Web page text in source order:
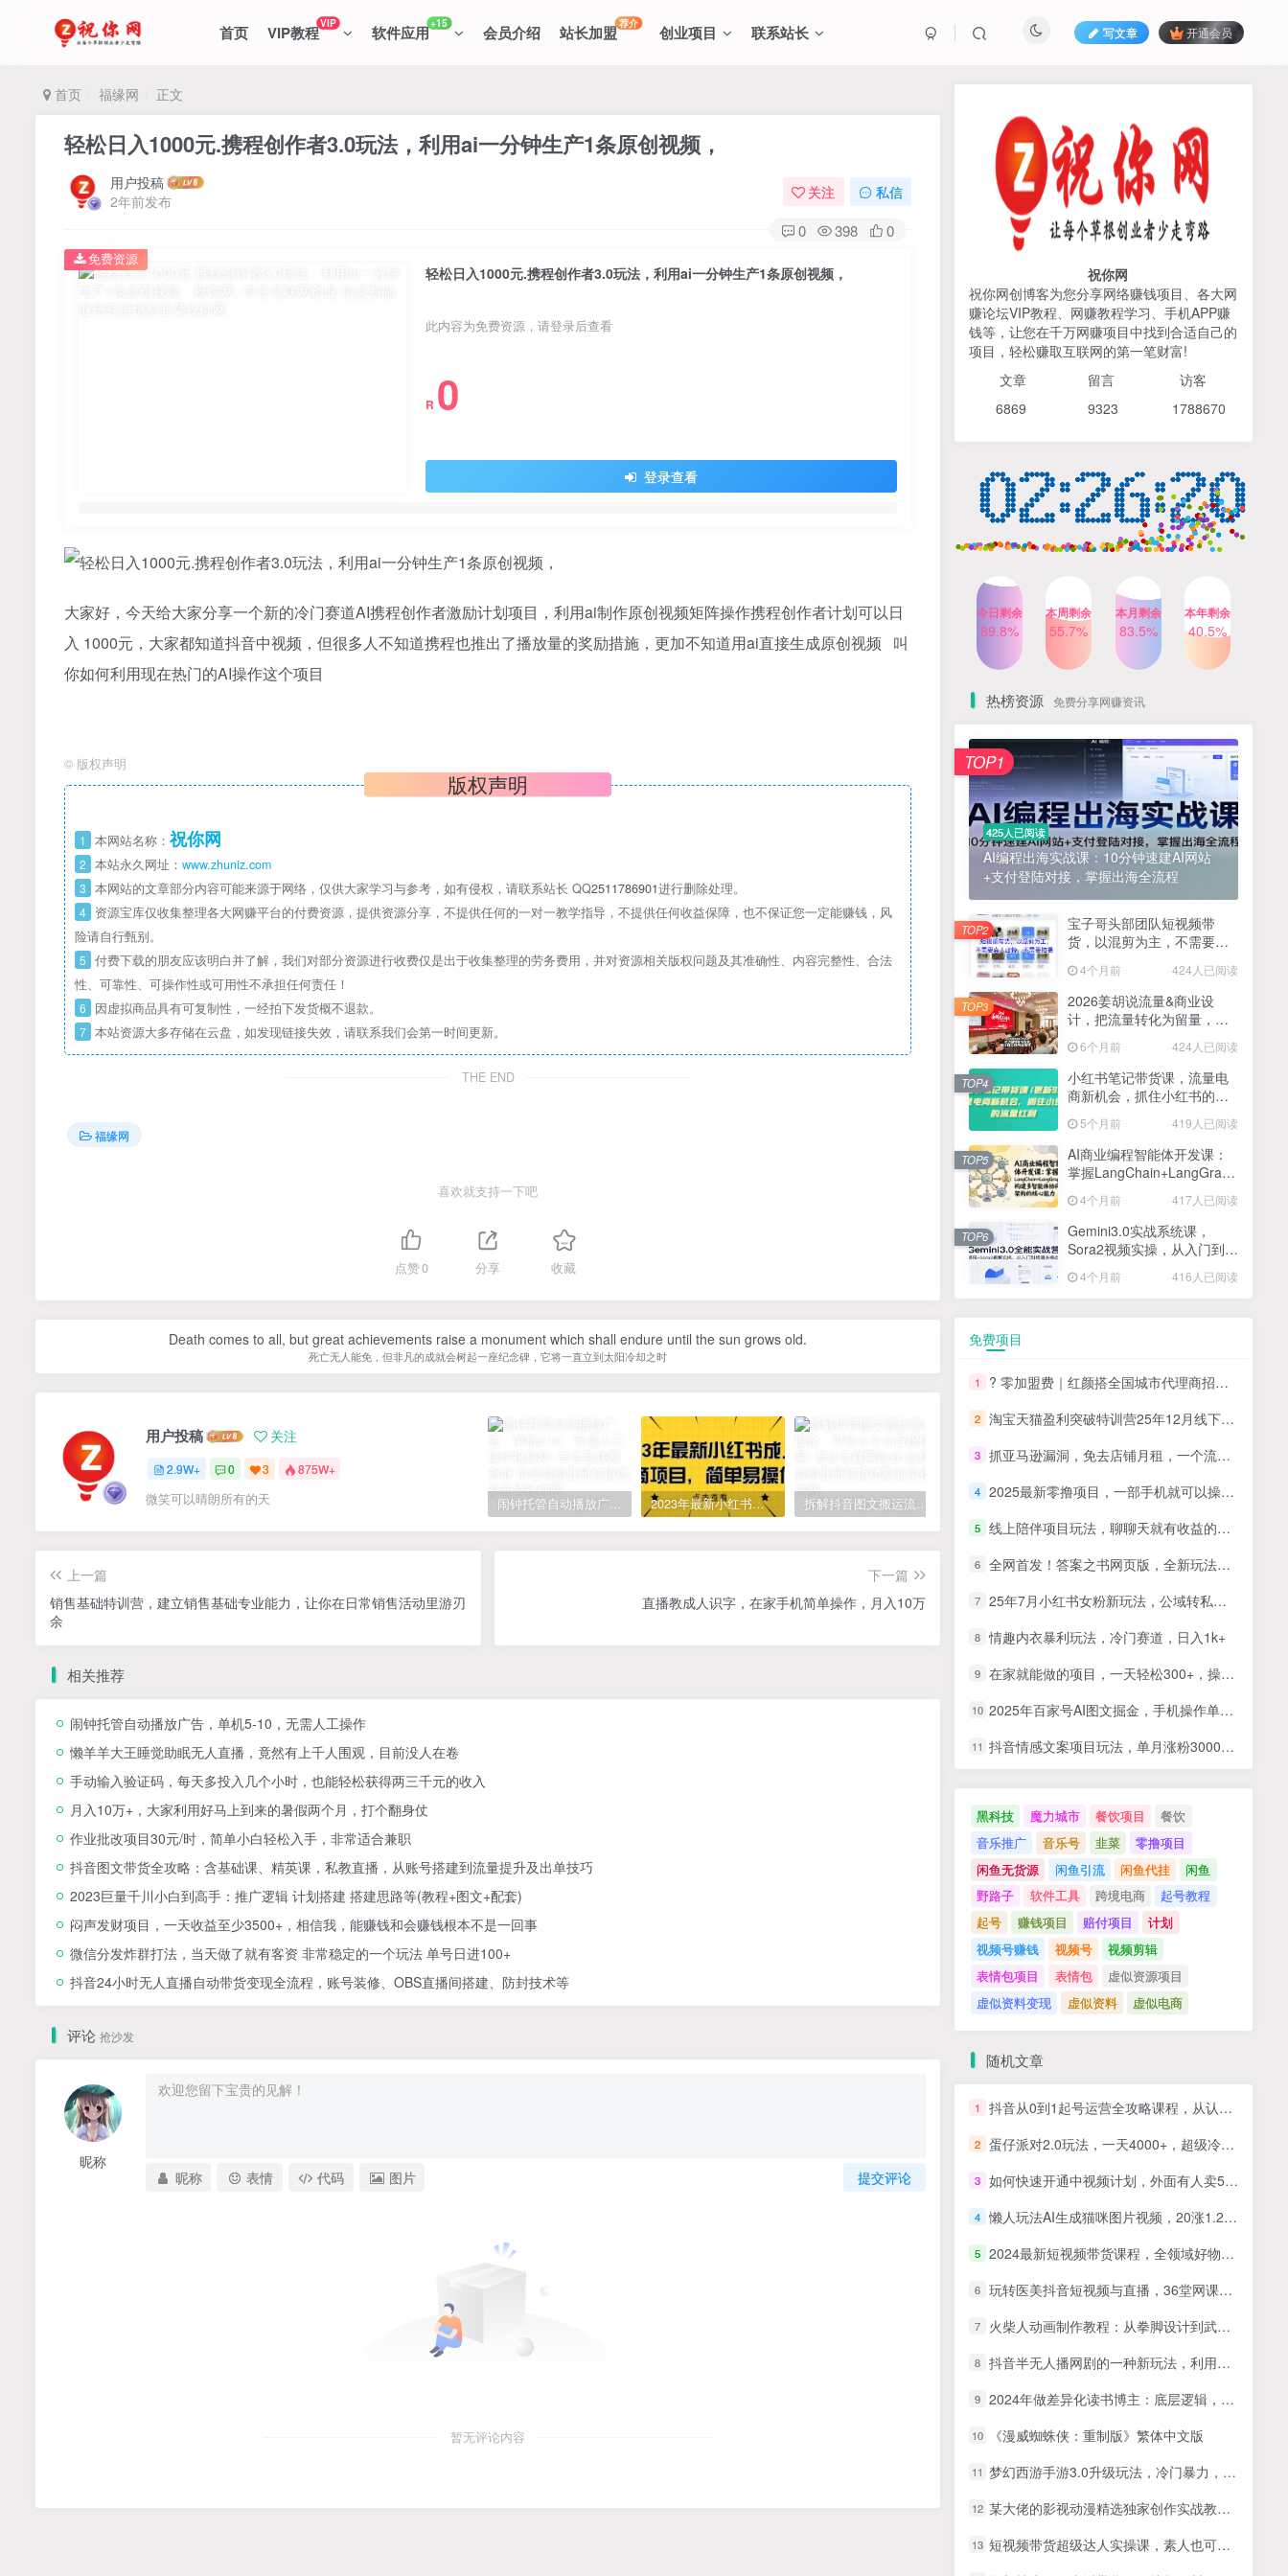
首页 VIP教程VIP 软件应用+15 会员介绍 站长加盟荐介 创业项目 联系站长 写文章 开通会员
首页 福缘网 正文
轻松日入1000元.携程创作者3.0玩法，利用ai一分钟生产1条原创视频，
用户投稿
2年前发布
关注 私信
0 398 0
轻松日入1000元.携程创作者3.0玩法，利用ai一分钟生产1条原创视频，
此内容为免费资源，请登录后查看
R 0
登录查看
免费资源
大家好，今天给大家分享一个新的冷门赛道AI携程创作者激励计划项目，利用ai制作原创视频矩阵操作携程创作者计划可以日
入 1000元，大家都知道抖音中视频，但很多人不知道携程也推出了播放量的奖励措施，更加不知道用ai直接生成原创视频 叫
你如何利用现在热门的AI操作这个项目
© 版权声明
版权声明
1 本网站名称： 祝你网
2 本站永久网址： www.zhuniz.com
3 本网站的文章部分内容可能来源于网络，仅供大家学习与参考，如有侵权，请联系站长 QQ2511786901进行删除处理。
4 资源宝库仅收集整理各大网赚平台的付费资源，提供资源分享，不提供任何的一对一教学指导，不提供任何收益保障，也不保证您一定能赚钱，风
险请自行甄别。
5 付费下载的朋友应该明白并了解，我们对部分资源进行收费仅是出于收集整理的劳务费用，并对资源相关版权问题及其准确性、内容完整性、合法
性、可靠性、可操作性或可用性不承担任何责任！
6 因虚拟商品具有可复制性，一经拍下发货概不退款。
7 本站资源大多存储在云盘，如发现链接失效，请联系我们会第一时间更新。
THE END
福缘网
喜欢就支持一下吧
点赞0 分享 收藏
Death comes to all, but great achievements raise a monument which shall endure until the sun grows old.
死亡无人能免，但非凡的成就会树起一座纪念碑，它将一直立到太阳冷却之时
用户投稿 关注
2.9W+ 0 3 875W+
微笑可以晴朗所有的天 闹钟托管自动播放广告，单机5-10，无需人工操作 2023年最新小红书成人电商项目，简单易操作【详细教程】 拆解抖音图文搬运流量掘金，可日入小几百 快手星火计划项目玩法，零门槛，单视频收益5000+，保姆级教程
上一篇
销售基础特训营，建立销售基础专业能力，让你在日常销售活动里游刃
余
下一篇
直播教成人识字，在家手机简单操作，月入10万
相关推荐
闹钟托管自动播放广告，单机5-10，无需人工操作
懒羊羊大王睡觉助眠无人直播，竟然有上千人围观，目前没人在卷
手动输入验证码，每天多投入几个小时，也能轻松获得两三千元的收入
月入10万+，大家利用好马上到来的暑假两个月，打个翻身仗
作业批改项目30元/时，简单小白轻松入手，非常适合兼职
抖音图文带货全攻略：含基础课、精英课，私教直播，从账号搭建到流量提升及出单技巧
2023巨量千川小白到高手：推广逻辑 计划搭建 搭建思路等(教程+图文+配套)
闷声发财项目，一天收益至少3500+，相信我，能赚钱和会赚钱根本不是一回事
微信分发炸群打法，当天做了就有客资 非常稳定的一个玩法 单号日进100+
抖音24小时无人直播自动带货变现全流程，账号装修、OBS直播间搭建、防封技术等
评论 抢沙发
昵称
提交评论
昵称 表情 代码 图片
暂无评论内容
425人已阅读
AI编程出海实战课：10分钟速建AI网站
+支付登陆对接，掌握出海全流程
TOP1
宝子哥头部团队短视频带
货，以混剪为主，不需要真
人出镜，不需要拍摄【更新
26年3月】
4个月前 424人已阅读
TOP2
计，把流量转化为留量，设
小红书笔记带货课，流量电
商新机会，抓住小红书的流
量红利(更新26年2月)
5个月前 419人已阅读
TOP4
AI商业编程智能体开发课：
4个月前
TOP5
Gemini3.0实战系统课，
Sora2视频实操，从入门到精
通多模态创作
4个月前 416人已阅读
TOP6
1 ? 零加盟费｜红颜搭全国城市代理商招募正式启动！
2 淘宝天猫盈利突破特训营25年12月线下课，系统性的深度剖析电商企业经营之道，打造电商标准化运营体系
3 抓亚马逊漏洞，免去店铺月租，一个流量大竞争小，让你有机会成大卖的赛道
2025最新零撸项目，一部手机就可以操作，20秒一单，零投入纯薅羊毛，无门槛，一天200+【揭秘】
5 线上陪伴项目玩法，聊聊天就有收益的项目，一个月收益5000+
6 全网首发！答案之书网页版，全新玩法，搭配文档和网页，日入1k+零门槛小白首选副业
7 25年7月小红书女粉新玩法，公域转私域变现，日轻松变现2张+，5分钟简单复制好上手
8 情趣内衣暴利玩法，冷门赛道，日入1k+
9 在家就能做的项目，一天轻松300+，操作简单上手快
10 2025年百家号AI图文掘金，手机操作单号月入4-5位数，低门槛【附指令+工具】
抖音情感文案项目玩法，单月涨粉3000+，新手小白也能做
祝你网
祝你网创博客为您分享网络赚钱项目、各大网
赚论坛VIP教程、网赚教程学习、手机APP赚
钱等，让您在千万网赚项目中找到合适自己的
项目，轻松赚取互联网的第一笔财富!
文章 留言 访客
6869 9323 1788670
今日剩余
89.8%
本周剩余
55.7%
本月剩余
83.5%
本年剩余
40.5%
热榜资源 免费分享网赚资讯
425人已阅读
AI编程出海实战课：10分钟速建AI网站
+支付登陆对接，掌握出海全流程
TOP1
宝子哥头部团队短视频带
货，以混剪为主，不需要真
26年3月】
4个月前 424人已阅读
TOP2
2026姜胡说流量&商业设
计，把流量转化为留量，设
6个月前 424人已阅读
TOP3
小红书笔记带货课，流量电
商新机会，抓住小红书的流
5个月前 419人已阅读
TOP4
AI商业编程智能体开发课：
掌握LangChain+LangGraph
心能力
4个月前 417人已阅读
TOP5
Gemini3.0实战系统课，
Sora2视频实操，从入门到精
4个月前 416人已阅读
TOP6
免费项目
1 ? 零加盟费｜红颜搭全国城市代理商招募正式启动！
2 淘宝天猫盈利突破特训营25年12月线下课，系统性的深度剖析电商企业经营之道，打造电商标准化运营体系
3 抓亚马逊漏洞，免去店铺月租，一个流量大竞争小，让你有机会成大卖的赛道
4 2025最新零撸项目，一部手机就可以操作，20秒一单，零投入纯薅羊毛，无门槛，一天200+【揭秘】
5 线上陪伴项目玩法，聊聊天就有收益的项目，一个月收益5000+
6 全网首发！答案之书网页版，全新玩法，搭配文档和网页，日入1k+零门槛小白首选副业
7 25年7月小红书女粉新玩法，公域转私域变现，日轻松变现2张+，5分钟简单复制好上手
8 情趣内衣暴利玩法，冷门赛道，日入1k+
9 在家就能做的项目，一天轻松300+，操作简单上手快
10 2025年百家号AI图文掘金，手机操作单号月入4-5位数，低门槛【附指令+工具】
11 抖音情感文案项目玩法，单月涨粉3000+，新手小白也能做
黑科技 魔力城市 餐饮项目
餐饮
音乐推广
音乐号 韭菜
零撸项目
闲鱼无货源
闲鱼引流 闲鱼代挂
闲鱼
野路子
软件工具 跨境电商
起号教程
起号
赚钱项目 赔付项目
计划
视频号赚钱
视频号
视频剪辑
表情包项目
表情包
虚似资源项目
虚似资料变现
虚似资料 虚似电商
随机文章
1 抖音从0到1起号运营全攻略课程，从认知纠偏到实操落地，高效起号变现
2 蛋仔派对2.0玩法，一天4000+，超级冷门玩法，一部手机稳定操作
3 如何快速开通中视频计划，外面有人卖5-100元，一个月赚了几W！亲测有效！
4 懒人玩法AI生成猫咪图片视频，20涨1.2W万粉，小红书商单20天变现7k
5 2024最新短视频带货课程，全领域好物带货
6 玩转医美抖音短视频与直播，36堂网课学逻辑(短视频+直播+美学分享+团购)
7 火柴人动画制作教程：从拳脚设计到武器运用，国风短视频新赛道
8 抖音半无人播网剧的一种新玩法，利用OBS推流软件播放热门网剧，接抖音星图任务【揭秘】
9 2024年做差异化读书博主：底层逻辑，实操干货，认知提升（29节）
10 《漫威蜘蛛侠：重制版》繁体中文版
11 梦幻西游手游3.0升级玩法，冷门暴力，一单35.一部手机或者平板即可操作，一天几张轻轻松松
12 某大佬的影视动漫精选独家创作实战教学，从0到1落地，新手也能轻松签约抖音精选独家
13 短视频带货超级达人实操课，素人也可以从0到1成为短视频带货领域操盘手